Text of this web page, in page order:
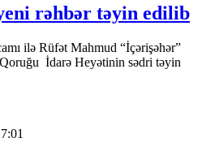
rəhbər təyin edilib
ilə Rüfət Mahmud “İçərişəhər”
İdarə Heyətinin sədri təyin